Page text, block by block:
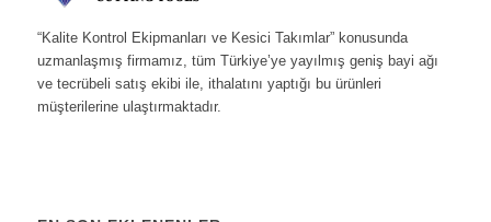
“Kalite Kontrol Ekipmanları ve Kesici Takımlar” konusunda
uzmanlaşmış firmamız, tüm Türkiye’ye yayılmış geniş bayi ağı
ve tecrübeli satış ekibi ile, ithalatını yaptığı bu ürünleri
müşterilerine ulaştırmaktadır.